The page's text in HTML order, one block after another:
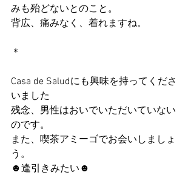
みも殆どないとのこと。
背広、痛みなく、着れますね。
＊
Casa de Saludにも興味を持ってくださ
いました
残念、男性はおいでいただいていない
のです。
また、喫茶アミーゴでお会いしましょ
う。
☻逢引きみたい☻